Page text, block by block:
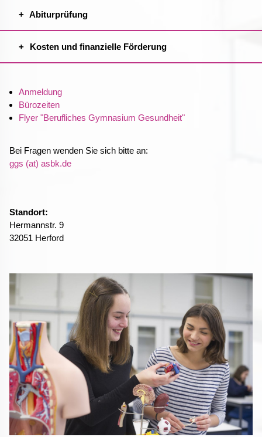
Abiturprüfung
Kosten und finanzielle Förderung
Anmeldung
Bürozeiten
Flyer "Berufliches Gymnasium Gesundheit"
Bei Fragen wenden Sie sich bitte an:
ggs (at) asbk.de
Standort:
Hermannstr. 9
32051 Herford